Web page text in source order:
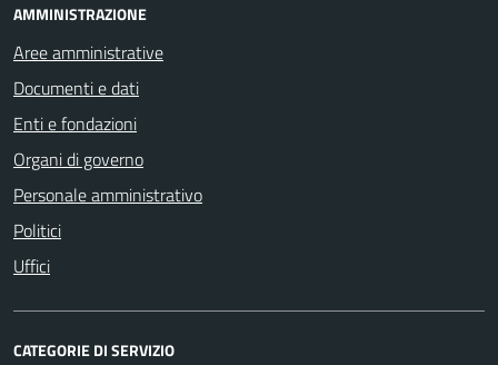
AMMINISTRAZIONE
Aree amministrative
Documenti e dati
Enti e fondazioni
Organi di governo
Personale amministrativo
Politici
Uffici
CATEGORIE DI SERVIZIO